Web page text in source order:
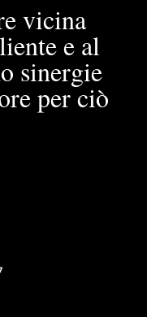
vicina
e al
sinergie
per ciò